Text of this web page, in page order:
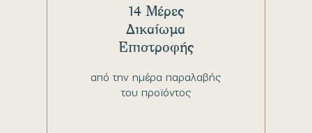
από την ημέρα παραλαβής
του προϊόντος
14 Μέρες
Δικαίωμα
Επιστροφής